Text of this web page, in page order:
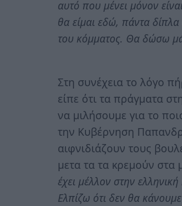
αυτό που μένει μόνον
θα είμαι εδώ, πάντα
του κόμματος. Θα δώσω
Στη συνέχεια το λόγο
είπε ότι τα πράγματα
να μιλήσουμε για το
την Κυβέρνηση
αιφνιδιάζουν τους
μετα τα τα κρεμούν στα
έχει μέλλον στην
Ελπίζω ότι δεν θα